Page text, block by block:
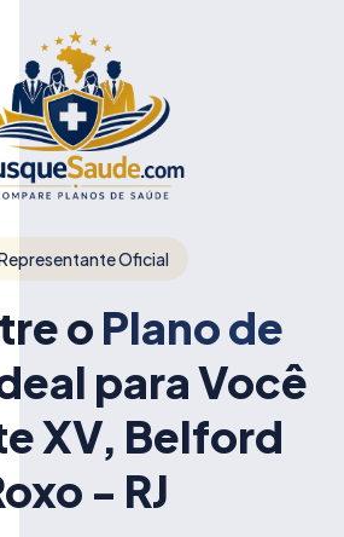
Oficial
o Plano de
para Você
XV, Belford
- RJ